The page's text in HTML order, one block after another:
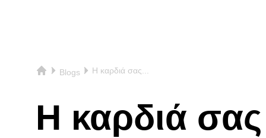
Blogs Η καρδιά σας...
Η καρδιά